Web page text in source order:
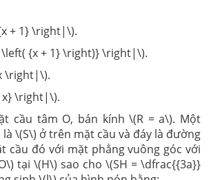
+ 1} \right|\).
{x + 1} \right)} \right|\).
\right|\).
\right|\).
cầu tâm O, bán kính \(R = a\). Một
\(S\) ở trên mặt cầu và đáy là đường
cầu đó với mặt phẳng vuông góc với
tại \(H\) sao cho \(SH = \dfrac{{3a}}